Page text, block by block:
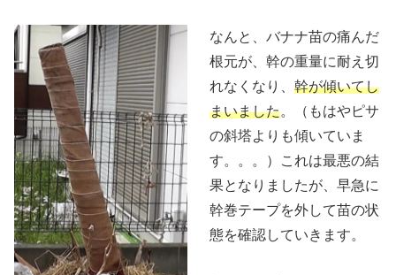
なんと、バナナ苗の痛んだ
根元が、幹の重量に耐え切
れなくなり、 幹が傾いてし
まいました。（もはやピサ
の斜塔よりも傾いていま
す。。。）これは最悪の結
果となりましたが、早急に
幹巻テープを外して苗の状
態を確認していきます。